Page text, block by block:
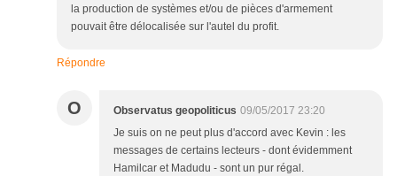
la production de systèmes et/ou de pièces d'armement
pouvait être délocalisée sur l'autel du profit.
Répondre
O Observatus geopoliticus 09/05/2017 23:20
Je suis on ne peut plus d'accord avec Kevin : les
messages de certains lecteurs - dont évidemment
Hamilcar et Madudu - sont un pur régal.